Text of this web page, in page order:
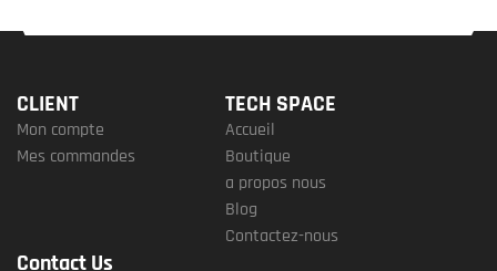
CLIENT
Mon compte
Mes commandes
TECH SPACE
Accueil
Boutique
a propos nous
Blog
Contactez-nous
Contact Us